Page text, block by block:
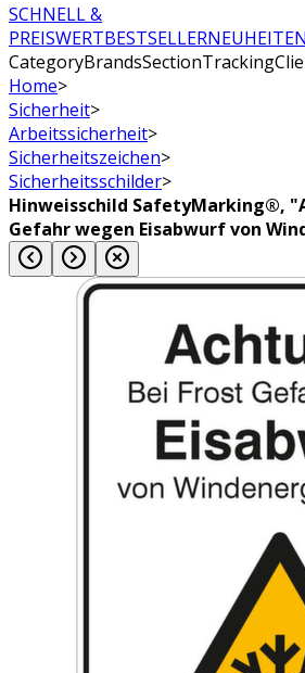
SCHNELL &
PREISWERTBESTSELLERNEUHEITEN
Home>
Sicherheit>
Arbeitssicherheit>
Sicherheitszeichen>
Sicherheitsschilder>
Hinweisschild SafetyMarking®,
Gefahr wegen Eisabwurf von